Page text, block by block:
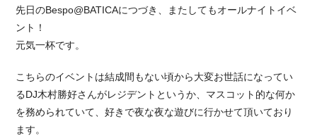
先日のBespo@BATICAにつづき、またしてもオールナイトイベ
ント！
元気一杯です。
こちらのイベントは結成間もない頃から大変お世話になってい
るDJ木村勝好さんがレジデントというか、マスコット的な何か
を務められていて、好きで夜な夜な遊びに行かせて頂いており
ます。